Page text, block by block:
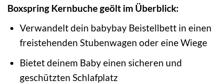
Boxspring Kernbuche geölt im Überblick:
Verwandelt dein babybay Beistellbett in einen
freistehenden Stubenwagen oder eine Wiege
Bietet deinem Baby einen sicheren und
geschützten Schlafplatz